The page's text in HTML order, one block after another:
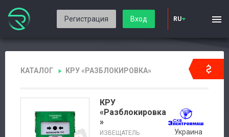
Регистрация Вход RU
КАТАЛОГ КРУ «РАЗБЛОКИРОВКА»
КРУ
«Разблокировка
»
ИЗВЕЩАТЕЛЬ
Украина